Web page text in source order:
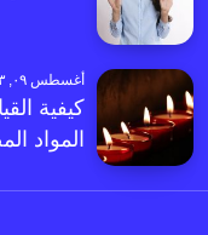
أغسطس ٠٩, ٢٠٢٣
كيفية
المواد